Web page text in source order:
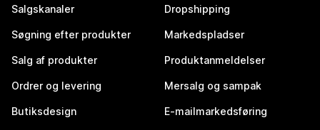
Salgskanaler
Søgning efter produkter
Salg af produkter
Ordrer og levering
Butiksdesign
Dropshipping
Markedspladser
Produktanmeldelser
Mersalg og sampak
E-mailmarkedsføring